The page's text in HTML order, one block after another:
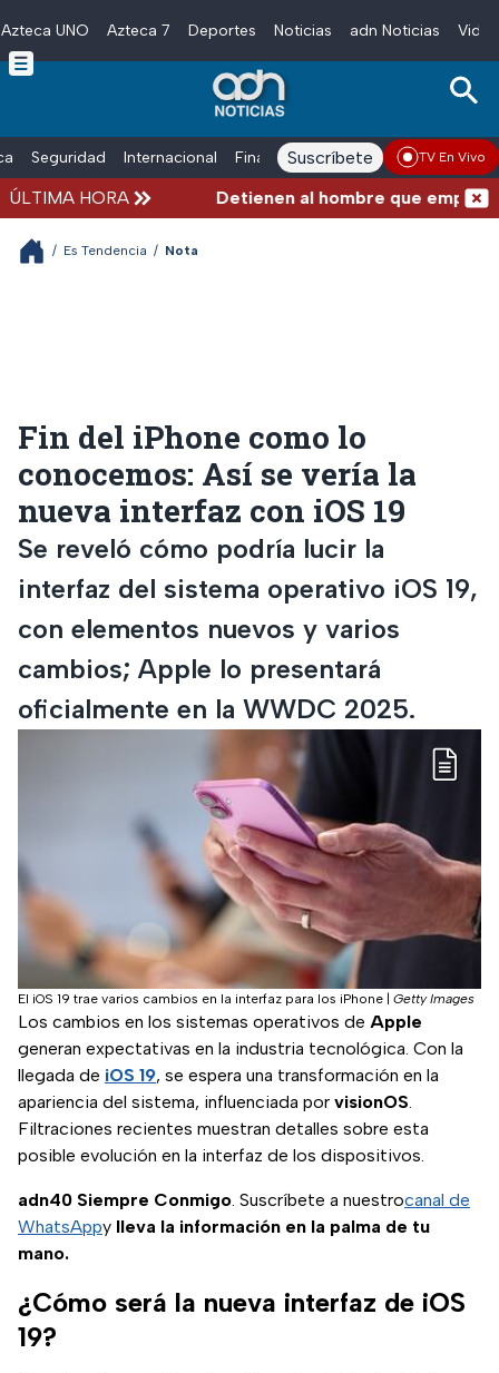
Skip to main content
Azteca UNO Azteca 7 Deportes Noticias adn Noticias
Seguridad Internacional Finanzas adn Noticias Radio
Suscríbete TV En Vivo
ÚLTIMA HORA Detienen al hombre que empujó
/ Es Tendencia / Nota
Fin del iPhone como lo
conocemos: Así se vería la
nueva interfaz con iOS 19
Se reveló cómo podría lucir la
interfaz del sistema operativo iOS 19,
con elementos nuevos y varios
cambios; Apple lo presentará
oficialmente en la WWDC 2025.
El iOS 19 trae varios cambios en la interfaz para los iPhone Getty Images
Los cambios en los sistemas operativos de Apple
generan expectativas en la industria tecnológica. Con la
llegada de iOS 19, se espera una transformación en la
apariencia del sistema, influenciada por visionOS.
Filtraciones recientes muestran detalles sobre esta
posible evolución en la interfaz de los dispositivos.
adn40 Siempre Conmigo. Suscríbete a nuestrocanal de
WhatsAppy lleva la información en la palma de tu
mano.
¿Cómo será la nueva interfaz de iOS
19?